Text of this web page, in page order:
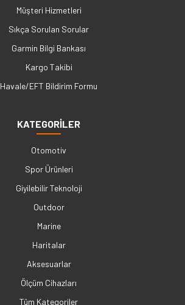
Müşteri Hizmetleri
Sıkça Sorulan Sorular
Garmin Bilgi Bankası
Kargo Takibi
Havale/EFT Bildirim Formu
KATEGORİLER
Otomotiv
Spor Ürünleri
Giyilebilir Teknoloji
Outdoor
Marine
Haritalar
Aksesuarlar
Ölçüm Cihazları
Tüm Kategoriler